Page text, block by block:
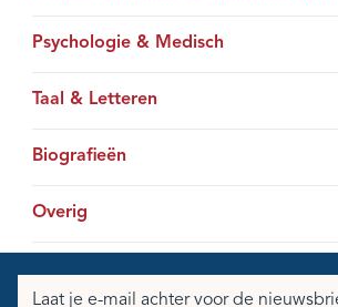
Psychologie & Medisch
Taal & Letteren
Biografieën
Overig